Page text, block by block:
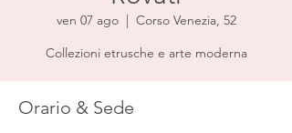
ven 07 ago
  |
Corso Venezia, 52
Collezioni etrusche e arte moderna
Orario & Sede